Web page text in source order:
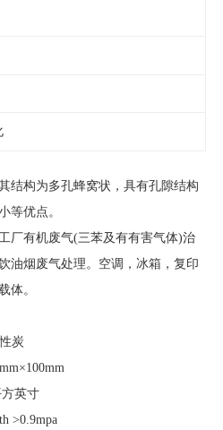
结构为多孔蜂窝状，具有孔隙结构
等优点。
厂有机废气(三苯及有有害气体)治
油烟废气处理。空调，冰箱，复印
体。
炭
方英寸
>0.9mpa